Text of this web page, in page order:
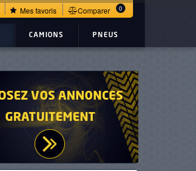
Mes favoris Comparer 0
CAMIONS PNEUS